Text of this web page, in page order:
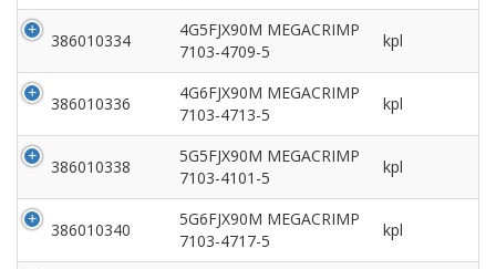
386010334
4G5FJX90M MEGACRIMP
7103-4709-5
kpl
386010336
4G6FJX90M MEGACRIMP
7103-4713-5
kpl
386010338
5G5FJX90M MEGACRIMP
7103-4101-5
kpl
386010340
5G6FJX90M MEGACRIMP
7103-4717-5
kpl